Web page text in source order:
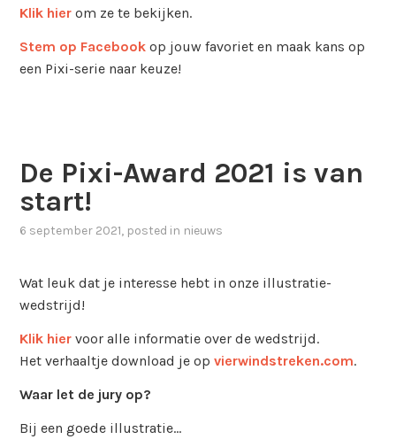
Klik hier om ze te bekijken.
Stem op Facebook op jouw favoriet en maak kans op
een Pixi-serie naar keuze!
De Pixi-Award 2021 is van
start!
6 september 2021, posted in nieuws
Wat leuk dat je interesse hebt in onze illustratie-
wedstrijd!
Klik hier voor alle informatie over de wedstrijd.
Het verhaaltje download je opvierwindstreken.com.
Waar let de jury op?
Bij een goede illustratie…